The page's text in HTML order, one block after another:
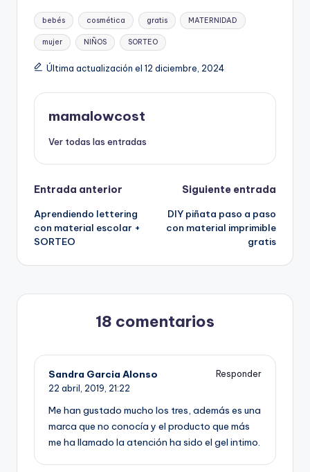
Etiquetas:
bebés cosmética gratis MATERNIDAD
mujer NIÑOS SORTEO
Última actualización el 12 diciembre, 2024
mamalowcost
Ver todas las entradas
Navegación
de
entradas
Entrada anterior
Aprendiendo lettering
con material escolar +
SORTEO
Siguiente entrada
DIY piñata paso a paso
con material imprimible
gratis
18 comentarios
Sandra Garcia Alonso
Responder
22 abril, 2019, 21:22
Me han gustado mucho los tres, además es una
marca que no conocía y el producto que más
me ha llamado la atención ha sido el gel intimo.